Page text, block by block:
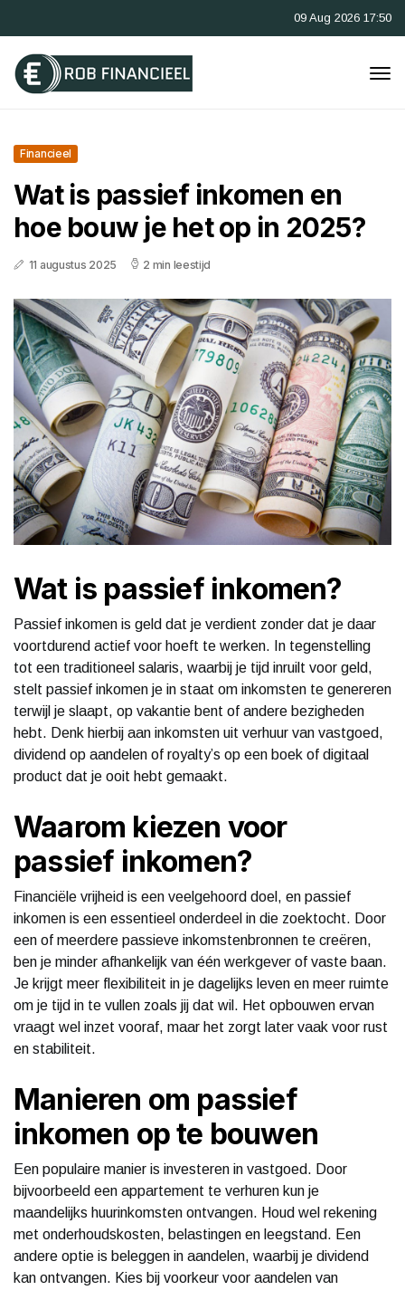
09 Aug 2026 17:50
Financieel
Wat is passief inkomen en
hoe bouw je het op in 2025?
11 augustus 2025 2 min leestijd
Wat is passief inkomen?
Passief inkomen is geld dat je verdient zonder dat je daar
voortdurend actief voor hoeft te werken. In tegenstelling
tot een traditioneel salaris, waarbij je tijd inruilt voor geld,
stelt passief inkomen je in staat om inkomsten te genereren
terwijl je slaapt, op vakantie bent of andere bezigheden
hebt. Denk hierbij aan inkomsten uit verhuur van vastgoed,
dividend op aandelen of royalty’s op een boek of digitaal
product dat je ooit hebt gemaakt.
Waarom kiezen voor
passief inkomen?
Financiële vrijheid is een veelgehoord doel, en passief
inkomen is een essentieel onderdeel in die zoektocht. Door
een of meerdere passieve inkomstenbronnen te creëren,
ben je minder afhankelijk van één werkgever of vaste baan.
Je krijgt meer flexibiliteit in je dagelijks leven en meer ruimte
om je tijd in te vullen zoals jij dat wil. Het opbouwen ervan
vraagt wel inzet vooraf, maar het zorgt later vaak voor rust
en stabiliteit.
Manieren om passief
inkomen op te bouwen
Een populaire manier is investeren in vastgoed. Door
bijvoorbeeld een appartement te verhuren kun je
maandelijks huurinkomsten ontvangen. Houd wel rekening
met onderhoudskosten, belastingen en leegstand. Een
andere optie is beleggen in aandelen, waarbij je dividend
kan ontvangen. Kies bij voorkeur voor aandelen van